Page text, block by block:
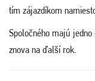
tím zájazdíkom
Spoločného majú
znova na ďalší rok.